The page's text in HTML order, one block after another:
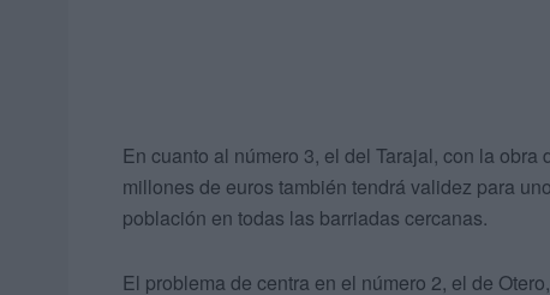
En cuanto al número 3, el del Tarajal, con la
millones de euros también tendrá validez para
población en todas las barriadas cercanas.
El problema de centra en el número 2, el de